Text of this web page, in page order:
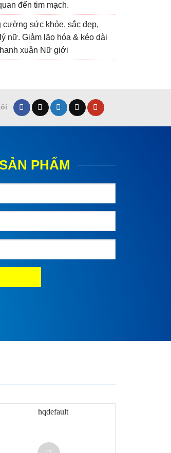
đến tim mạch.
cường sức khỏe, sắc đẹp,
nữ. Giảm lão hóa & kéo dài
xuân Nữ giới
PHẨM